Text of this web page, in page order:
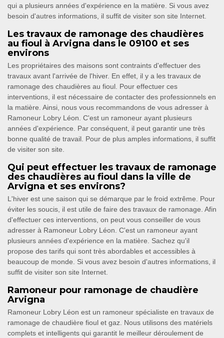
qui a plusieurs années d'expérience en la matière. Si vous avez
besoin d'autres informations, il suffit de visiter son site Internet.
Les travaux de ramonage des chaudières
au fioul à Arvigna dans le 09100 et ses
environs
Les propriétaires des maisons sont contraints d'effectuer des
travaux avant l'arrivée de l'hiver. En effet, il y a les travaux de
ramonage des chaudières au fioul. Pour effectuer ces
interventions, il est nécessaire de contacter des professionnels en
la matière. Ainsi, nous vous recommandons de vous adresser à
Ramoneur Lobry Léon. C'est un ramoneur ayant plusieurs
années d'expérience. Par conséquent, il peut garantir une très
bonne qualité de travail. Pour de plus amples informations, il suffit
de visiter son site.
Qui peut effectuer les travaux de ramonage
des chaudières au fioul dans la ville de
Arvigna et ses environs?
L'hiver est une saison qui se démarque par le froid extrême. Pour
éviter les soucis, il est utile de faire des travaux de ramonage. Afin
d'effectuer ces interventions, on peut vous conseiller de vous
adresser à Ramoneur Lobry Léon. C'est un ramoneur ayant
plusieurs années d'expérience en la matière. Sachez qu'il
propose des tarifs qui sont très abordables et accessibles à
beaucoup de monde. Si vous avez besoin d'autres informations, il
suffit de visiter son site Internet.
Ramoneur pour ramonage de chaudière
Arvigna
Ramoneur Lobry Léon est un ramoneur spécialiste en travaux de
ramonage de chaudière fioul et gaz. Nous utilisons des matériels
complets et intelligents qui garantit le meilleur déroulement de